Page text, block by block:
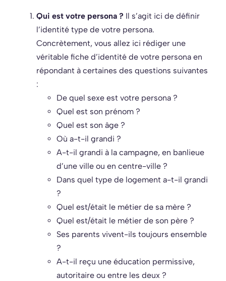
Qui est votre persona ? Il s’agit ici de définir
l’identité type de votre persona.
Concrètement, vous allez ici rédiger une
véritable fiche d’identité de votre persona en
répondant à certaines des questions suivantes
:
De quel sexe est votre persona ?
Quel est son prénom ?
Quel est son âge ?
Où a-t-il grandi ?
A-t-il grandi à la campagne, en banlieue
d’une ville ou en centre-ville ?
Dans quel type de logement a-t-il grandi
?
Quel est/était le métier de sa mère ?
Quel est/était le métier de son père ?
Ses parents vivent-ils toujours ensemble
?
A-t-il reçu une éducation permissive,
autoritaire ou entre les deux ?